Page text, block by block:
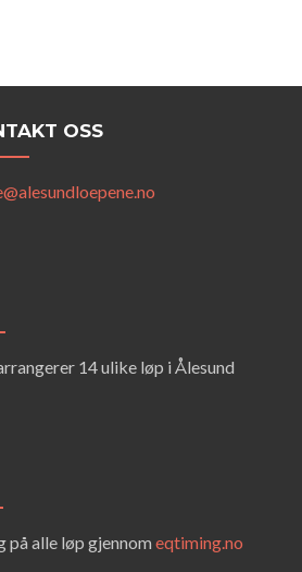
OSS
14 ulike løp i Ålesund
på alle løp gjennom eqtiming.no